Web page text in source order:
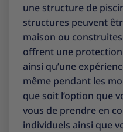
une structure de
structures peuvent
maison ou
offrent une
ainsi qu’une
même pendant les
que soit l’option que
vous de prendre en
individuels ainsi que